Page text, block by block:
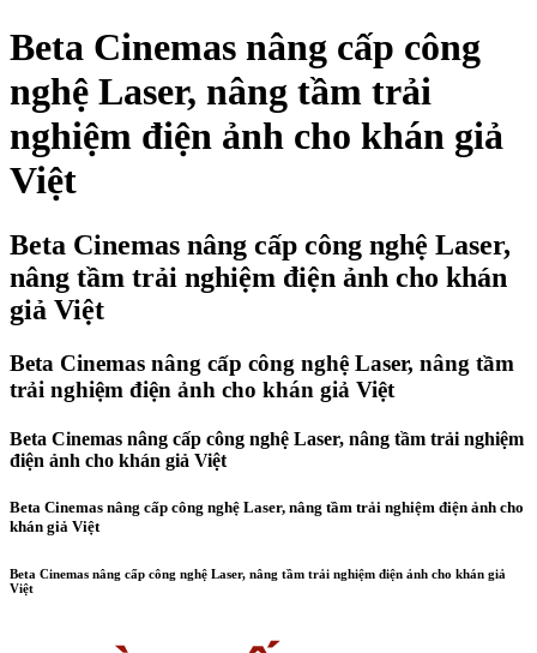
Beta Cinemas nâng cấp công
nghệ Laser, nâng tầm trải
nghiệm điện ảnh cho khán giả
Việt
Beta Cinemas nâng cấp công nghệ Laser,
nâng tầm trải nghiệm điện ảnh cho khán
giả Việt
Beta Cinemas nâng cấp công nghệ Laser, nâng tầm
trải nghiệm điện ảnh cho khán giả Việt
Beta Cinemas nâng cấp công nghệ Laser, nâng tầm trải nghiệm
điện ảnh cho khán giả Việt
Beta Cinemas nâng cấp công nghệ Laser, nâng tầm trải nghiệm điện ảnh cho
khán giả Việt
Beta Cinemas nâng cấp công nghệ Laser, nâng tầm trải nghiệm điện ảnh cho khán giả
Việt